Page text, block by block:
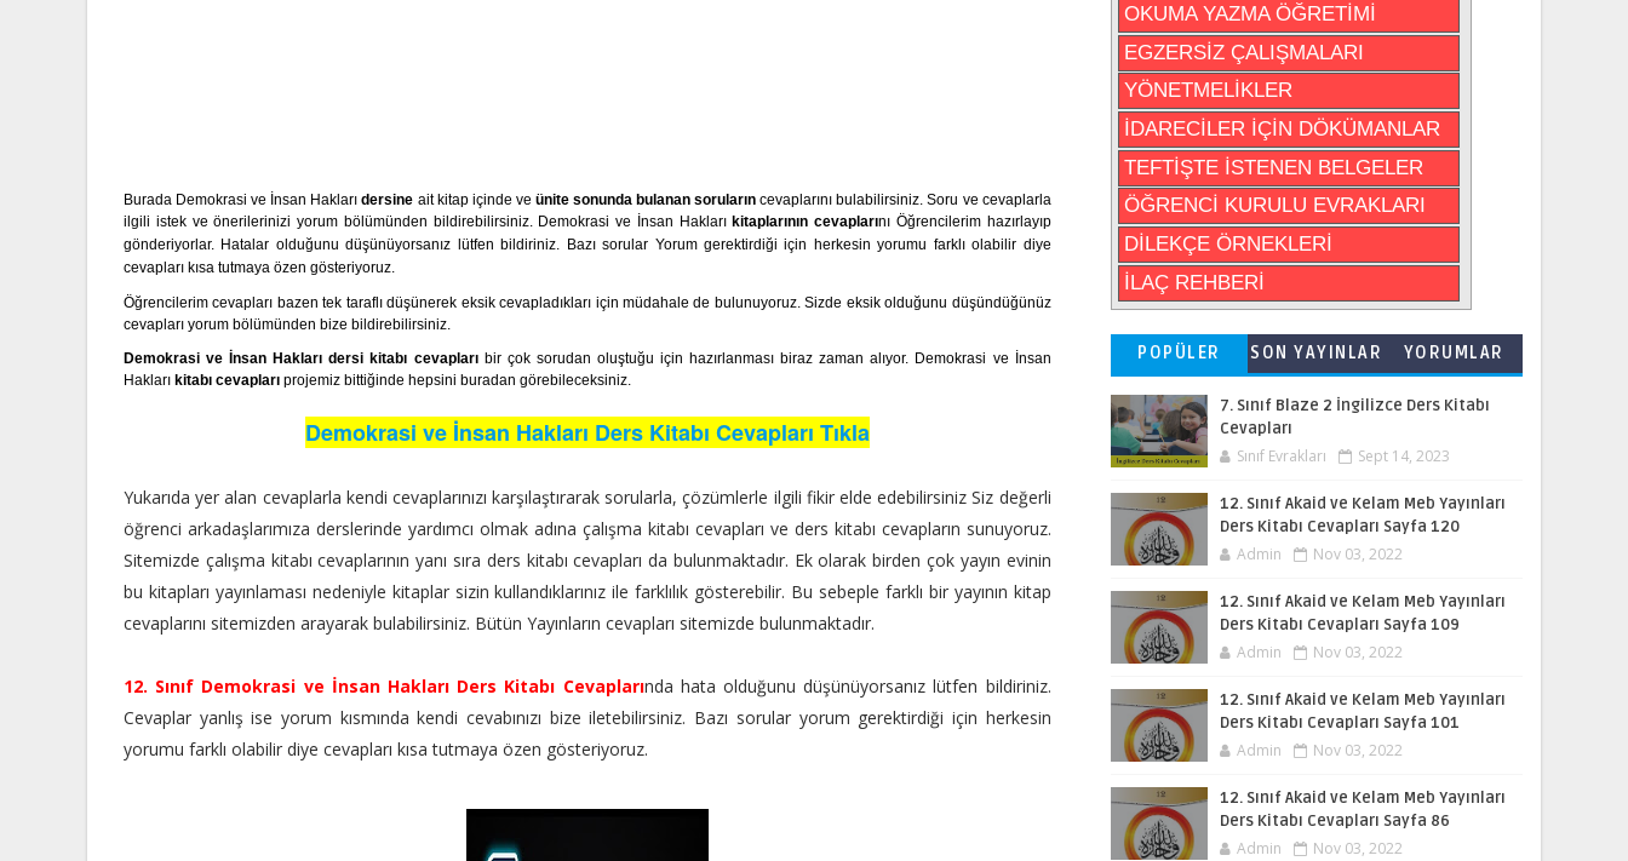
Burada Demokrasi ve İnsan Haklarıdersine ait kitap içinde ve ünite sonunda bulanan soruların cevaplarını bulabilirsiniz. Soru ve cevaplarla
ilgili istek ve önerilerinizi yorum bölümünden bildirebilirsiniz. Demokrasi ve İnsan Hakları kitaplarının cevaplarını Öğrencilerim hazırlayıp
gönderiyorlar. Hatalar olduğunu düşünüyorsanız lütfen bildiriniz. Bazı sorular Yorum gerektirdiği için herkesin yorumu farklı olabilir diye
cevapları kısa tutmaya özen gösteriyoruz.
Öğrencilerim cevapları bazen tek taraflı düşünerek eksik cevapladıkları için müdahale de bulunuyoruz. Sizde eksik olduğunu düşündüğünüz
cevapları yorum bölümünden bize bildirebilirsiniz.
Demokrasi ve İnsan Hakları dersi kitabı cevaplarıbir çok sorudan oluştuğu için hazırlanması biraz zaman alıyor. Demokrasi ve İnsan
Hakları kitabı cevapları projemiz bittiğinde hepsini buradan görebileceksiniz.
Demokrasi ve İnsan Hakları Ders Kitabı Cevapları Tıkla
Yukarıda yer alan cevaplarla kendi cevaplarınızı karşılaştırarak sorularla, çözümlerle ilgili fikir elde edebilirsiniz Siz değerli
öğrenci arkadaşlarımıza derslerinde yardımcı olmak adına çalışma kitabı cevapları ve ders kitabı cevapların sunuyoruz.
Sitemizde çalışma kitabı cevaplarının yanı sıra ders kitabı cevapları da bulunmaktadır. Ek olarak birden çok yayın evinin
bu kitapları yayınlaması nedeniyle kitaplar sizin kullandıklarınız ile farklılık gösterebilir. Bu sebeple farklı bir yayının kitap
cevaplarını sitemizden arayarak bulabilirsiniz. Bütün Yayınların cevapları sitemizde bulunmaktadır.
12. Sınıf Demokrasi ve İnsan Hakları Ders Kitabı Cevaplarında hata olduğunu düşünüyorsanız lütfen bildiriniz.
Cevaplar yanlış ise yorum kısmında kendi cevabınızı bize iletebilirsiniz. Bazı sorular yorum gerektirdiği için herkesin
yorumu farklı olabilir diye cevapları kısa tutmaya özen gösteriyoruz.
OKUMA YAZMA ÖĞRETİMİ
EGZERSİZ ÇALIŞMALARI
YÖNETMELİKLER
İDARECİLER İÇİN DÖKÜMANLAR
TEFTİŞTE İSTENEN BELGELER
ÖĞRENCİ KURULU EVRAKLARI
DİLEKÇE ÖRNEKLERİ
İLAÇ REHBERİ
POPÜLER SON YAYINLAR YORUMLAR
7. Sınıf Blaze 2 İngilizce Ders Kitabı
Cevapları
Sınıf Evrakları Sept 14, 2023
12. Sınıf Akaid ve Kelam Meb Yayınları
Ders Kitabı Cevapları Sayfa 120
Admin Nov 03, 2022
12. Sınıf Akaid ve Kelam Meb Yayınları
Ders Kitabı Cevapları Sayfa 109
Admin Nov 03, 2022
12. Sınıf Akaid ve Kelam Meb Yayınları
Ders Kitabı Cevapları Sayfa 101
Admin Nov 03, 2022
12. Sınıf Akaid ve Kelam Meb Yayınları
Ders Kitabı Cevapları Sayfa 86
Admin Nov 03, 2022